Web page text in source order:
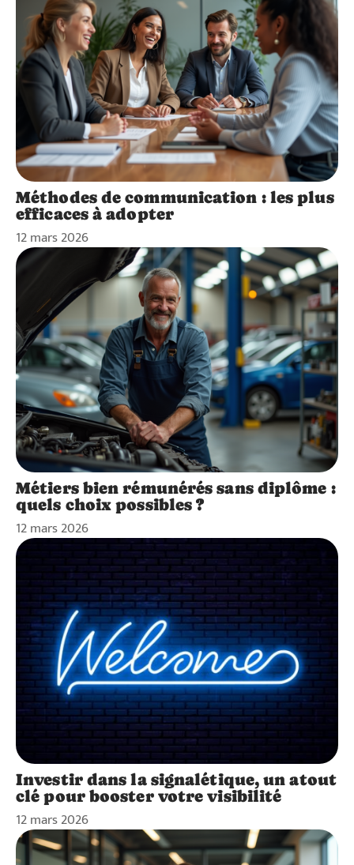
Méthodes de communication : les plus
efficaces à adopter
12 mars 2026
Métiers bien rémunérés sans diplôme :
quels choix possibles ?
12 mars 2026
Investir dans la signalétique, un atout
clé pour booster votre visibilité
12 mars 2026